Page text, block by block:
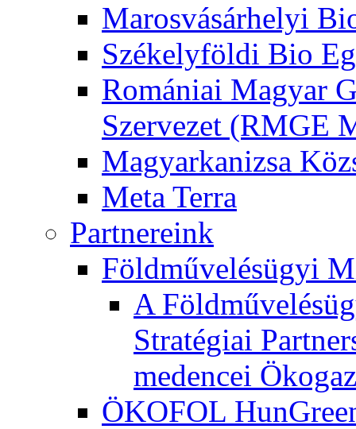
Marosvásárhelyi
Székelyföldi Bio
Romániai Magyar
Szervezet (RMGE
Magyarkanizsa
Meta Terra
Partnereink
Földművelésügyi
A
Stratégiai
medencei
ÖKOFOL